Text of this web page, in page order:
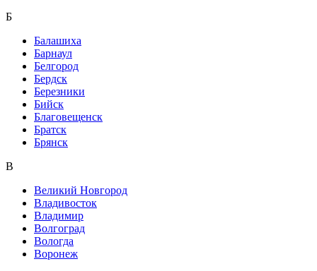
Б
Балашиха
Барнаул
Белгород
Бердск
Березники
Бийск
Благовещенск
Братск
Брянск
В
Великий Новгород
Владивосток
Владимир
Волгоград
Вологда
Воронеж